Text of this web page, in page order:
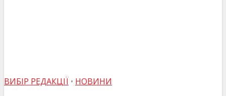
ВИБІР РЕДАКЦІЇ • НОВИНИ